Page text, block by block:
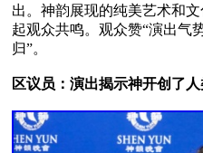
出。神韵展现的纯美艺术和
起观众共鸣。观众赞“演出气
归”。
区议员：演出揭示神开创了